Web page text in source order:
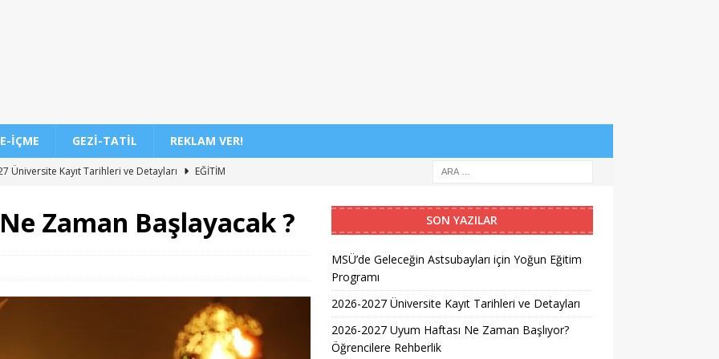
İÇME GEZI-TATIL REKLAM VER!
Üniversite Kayıt Tarihleri ve Detayları
EĞITIM
Okuma Azmi İlham Kaynağı Oldu
EĞITIM
Sonuçlarının Açıklanma Tarihi Belli Oldu
EĞITIM
Zaman Başlayacak ? SON YAZILAR
MSÜ’de Geleceğin Astsubayları için Yoğun Eğitim
Programı
2026-2027 Üniversite Kayıt Tarihleri ve Detayları
2026-2027 Uyum Haftası Ne Zaman Başlıyor?
Öğrencilere Rehberlik